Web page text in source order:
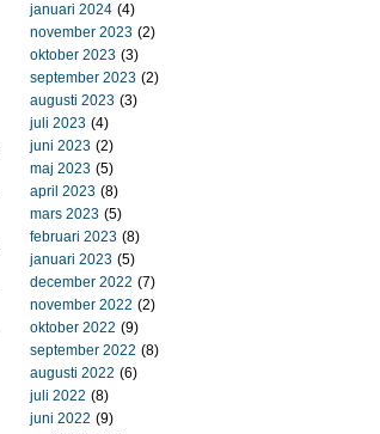
januari 2024 (4)
november 2023 (2)
oktober 2023 (3)
september 2023 (2)
augusti 2023 (3)
juli 2023 (4)
juni 2023 (2)
maj 2023 (5)
april 2023 (8)
mars 2023 (5)
februari 2023 (8)
januari 2023 (5)
december 2022 (7)
november 2022 (2)
oktober 2022 (9)
september 2022 (8)
augusti 2022 (6)
juli 2022 (8)
juni 2022 (9)